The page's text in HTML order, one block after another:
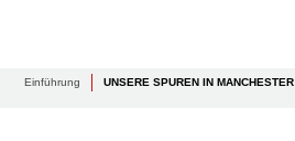
Einführung UNSERE SPUREN IN MANCHESTER